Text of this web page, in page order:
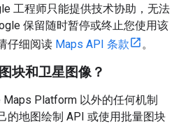
工程师只能提供技术协助，无法
保留随时暂停或终止您使用该
仔细阅读 Maps API 条款 。
块和卫星图像？
Maps Platform 以外的任何机制
的地图绘制 API 或使用批量图块